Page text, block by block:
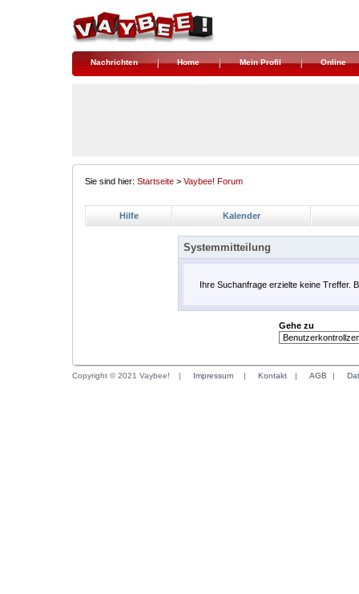
Nachrichten Home Mein Profil Online
Sie sind hier: Startseite > Vaybee! Forum
Hilfe Kalender
Systemmitteilung
Ihre Suchanfrage erzielte keine Treffer.
Gehe zu
Copyright © 2021 Vaybee! | Impressum | Kontakt | AGB |